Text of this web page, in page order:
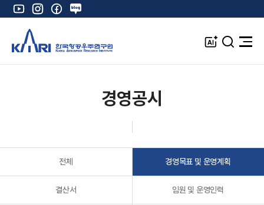
유
튜
인
스
타
그
램
페
이
북
네
이
블
로
K
A
검
전
경영공시
전체 경영목표 및 운영계획
결산서 임원 및 운영인력